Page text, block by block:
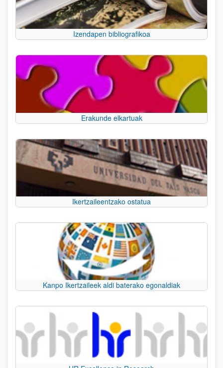
Izendapen bibliografikoa
Erakunde elkartuak
Ikertzaileentzako ostatua
Kanpo Ikertzaileek aldi baterako egonaldiak